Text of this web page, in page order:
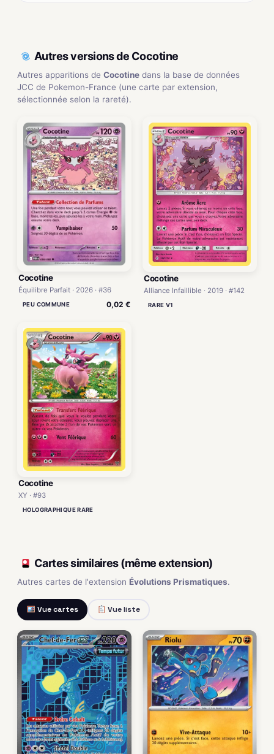
Autres versions de Cocotine
Autres apparitions de Cocotine dans la base de données
JCC de Pokemon-France (une carte par extension,
sélectionnée selon la rareté).
Cocotine
Équilibre Parfait · 2026 · #36
PEU COMMUNE 0,02 €
Cocotine
Alliance Infaillible · 2019 · #142
RARE V1
Cocotine
XY · #93
HOLOGRAPHIQUE RARE
Cartes similaires (même extension)
Autres cartes de l'extension Évolutions Prismatiques.
Vue cartes Vue liste